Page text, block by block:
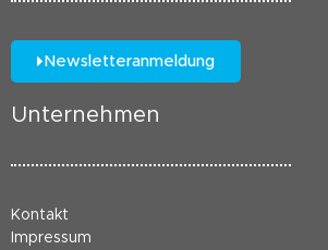
Newsletteranmeldung
Unternehmen
Kontakt
Impressum